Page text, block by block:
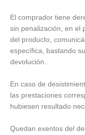
El comprador tiene
sin penalización, en el
del producto,
específica, bastando
devolución.
En caso de
las prestaciones
hubiesen resultado
Quedan exentos del